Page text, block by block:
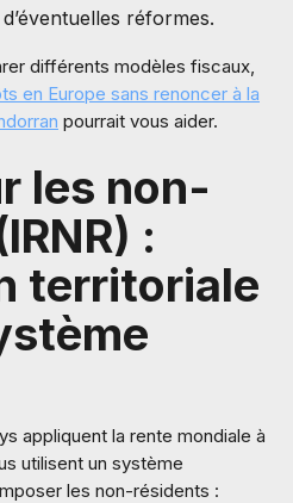
réformes.
différents modèles fiscaux,
en Europe sans renoncer à la
pourrait vous aider.
les non-
:
territoriale
appliquent la rente mondiale à
utilisent un système
les non-résidents :